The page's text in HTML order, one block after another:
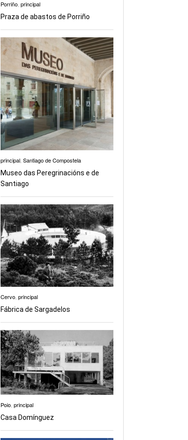
Porriño principal
Praza de abastos de Porriño
principal Santiago de Compostela
Museo das Peregrinacións e de
Santiago
Cervo principal
Fábrica de Sargadelos
Poio principal
Casa Domínguez